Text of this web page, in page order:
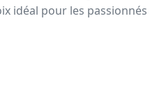
idéal pour les